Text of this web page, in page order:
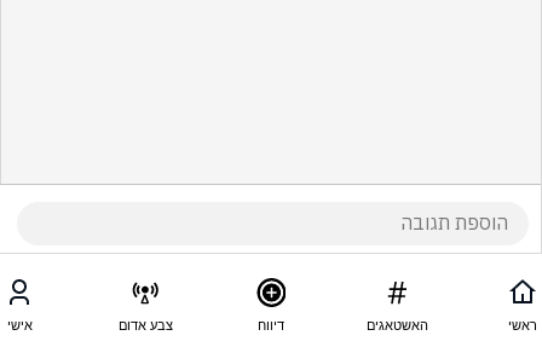
ראשי האשטאגים דיווח צבע אדום אישי